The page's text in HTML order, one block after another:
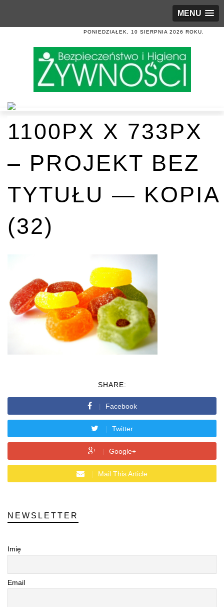
MENU
PONIEDZIAŁEK, 10 SIERPNIA 2026 ROKU.
1100PX X 733PX
– PROJEKT BEZ
TYTUŁU — KOPIA
(32)
SHARE:
Facebook
Twitter
Google+
Mail This Article
NEWSLETTER
Imię
Email